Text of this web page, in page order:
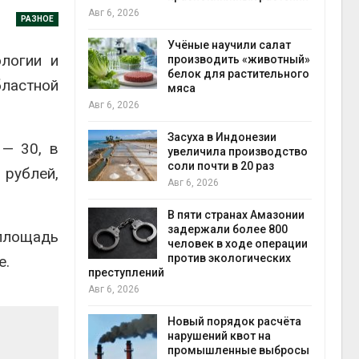
РАЗНОЕ
и
— 30, в
Учёные научили салат
производить «животный»
белок для растительного
мяса
Засуха в Индонезии
увеличила производство
соли почти в 20 раз
Авг 6, 2026
задержали более 800
человек в ходе операции
против экологических
Новый порядок расчёта
нарушений квот на
промышленные выбросы
Изменение
меняет ареалы
В Австралии
стоимость
солнечных
Москвариум
летие
фестивалем
строительства АЭС
проверяют по
терроризме